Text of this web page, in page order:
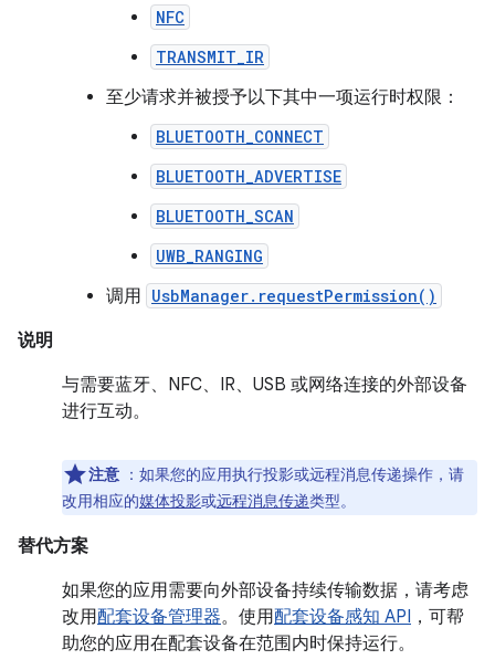
NFC
TRANSMIT_IR
至少请求并被授予以下其中一项运行时权限：
BLUETOOTH_CONNECT
BLUETOOTH_ADVERTISE
BLUETOOTH_SCAN
UWB_RANGING
调用 UsbManager.requestPermission()
说明
与需要蓝牙、NFC、IR、USB 或网络连接的外部设备
进行互动。
注意 ：如果您的应用执行投影或远程消息传递操作，请
改用相应的媒体投影或远程消息传递类型。
替代方案
如果您的应用需要向外部设备持续传输数据，请考虑
改用配套设备管理器。使用配套设备感知 API ，可帮
助您的应用在配套设备在范围内时保持运行。